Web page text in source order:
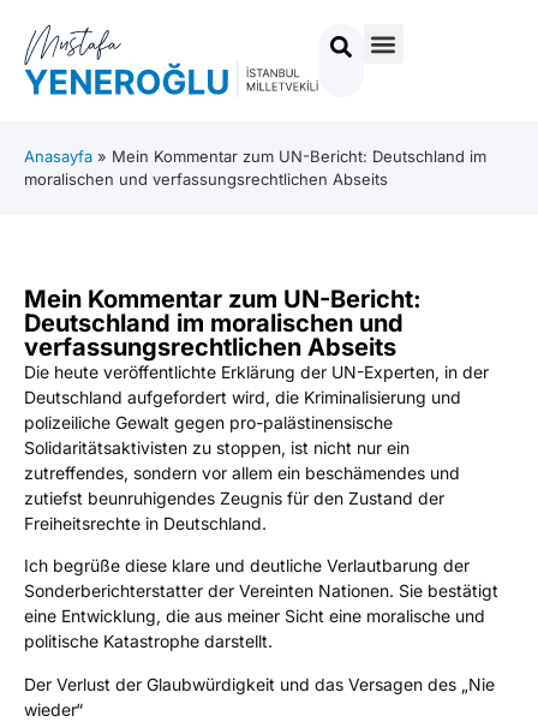
Anasayfa » Mein Kommentar zum UN-Bericht: Deutschland im
moralischen und verfassungsrechtlichen Abseits
Mein Kommentar zum UN-Bericht:
Deutschland im moralischen und
verfassungsrechtlichen Abseits
Die heute veröffentlichte Erklärung der UN-Experten, in der
Deutschland aufgefordert wird, die Kriminalisierung und
polizeiliche Gewalt gegen pro-palästinensische
Solidaritätsaktivisten zu stoppen, ist nicht nur ein
zutreffendes, sondern vor allem ein beschämendes und
zutiefst beunruhigendes Zeugnis für den Zustand der
Freiheitsrechte in Deutschland.
Ich begrüße diese klare und deutliche Verlautbarung der
Sonderberichterstatter der Vereinten Nationen. Sie bestätigt
eine Entwicklung, die aus meiner Sicht eine moralische und
politische Katastrophe darstellt.
Der Verlust der Glaubwürdigkeit und das Versagen des „Nie
wieder“